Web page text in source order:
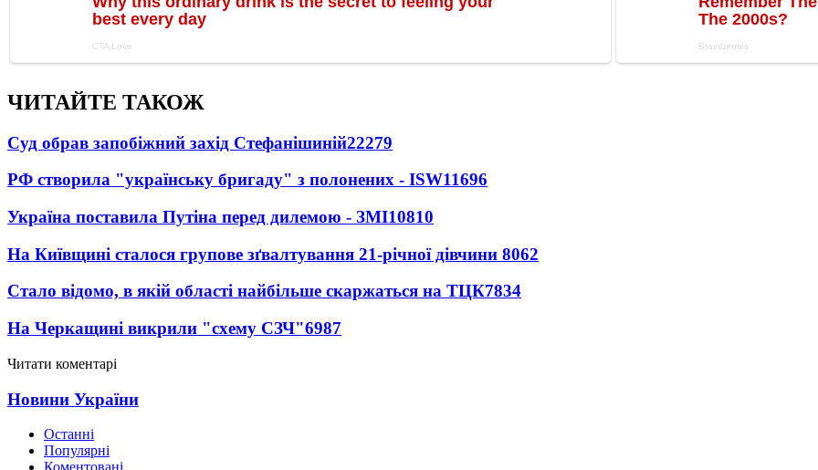
ЧИТАЙТЕ ТАКОЖ
Суд обрав запобіжний захід Стефанішиній22279
РФ створила "українську бригаду" з полонених - ISW11696
Україна поставила Путіна перед дилемою - ЗМІ10810
На Київщині сталося групове зґвалтування 21-річної дівчини 8062
Стало відомо, в якій області найбільше скаржаться на ТЦК7834
На Черкащині викрили "схему СЗЧ"6987
Читати коментарі
Новини України
Останні
Популярні